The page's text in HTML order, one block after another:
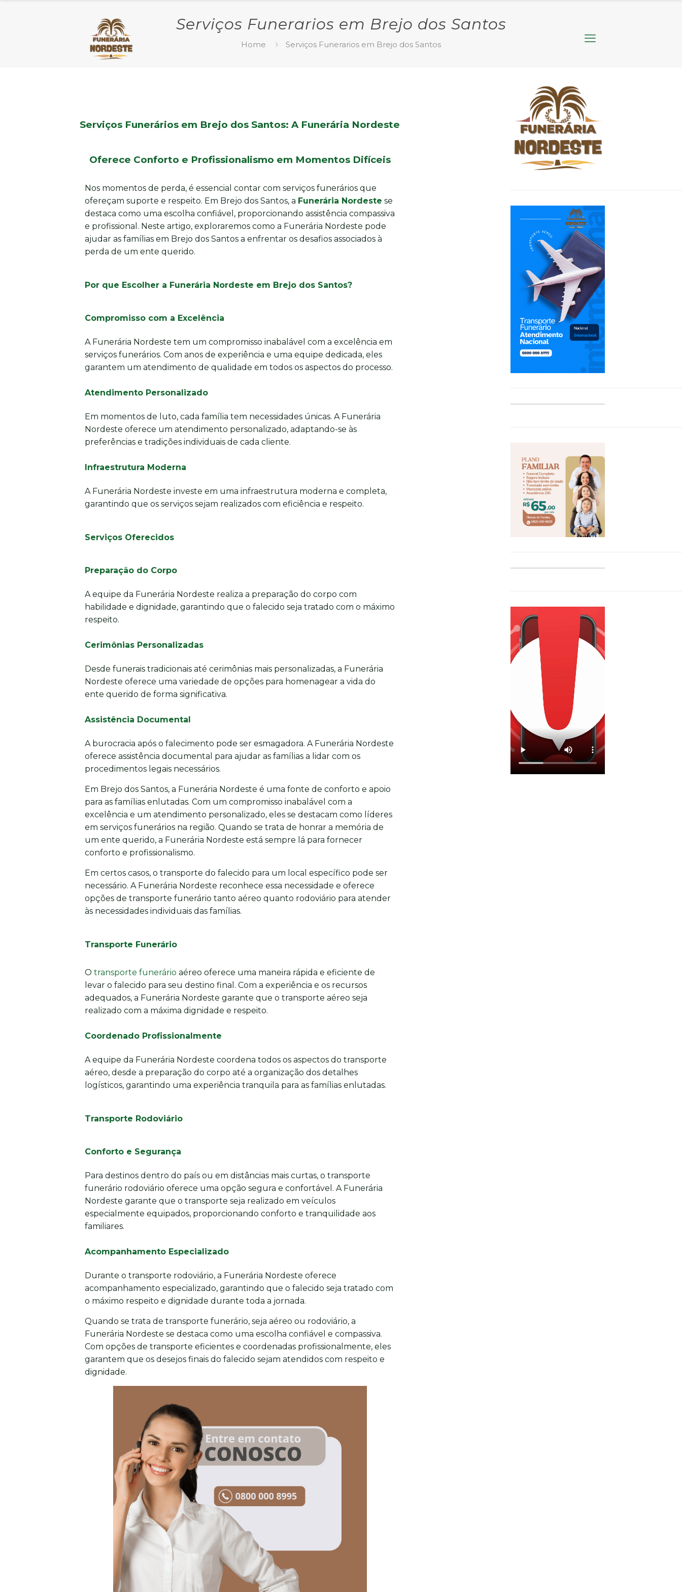
Serviços Funerarios em Brejo dos Santos
Home Serviços Funerarios em Brejo dos Santos
Serviços Funerários em Brejo dos Santos: A Funerária Nordeste
Oferece Conforto e Profissionalismo em Momentos Difíceis
Nos momentos de perda, é essencial contar com serviços funerários que
ofereçam suporte e respeito. Em Brejo dos Santos, a Funerária Nordeste se
destaca como uma escolha confiável, proporcionando assistência compassiva
e profissional. Neste artigo, exploraremos como a Funerária Nordeste pode
ajudar as famílias em Brejo dos Santos a enfrentar os desafios associados à
perda de um ente querido.
Por que Escolher a Funerária Nordeste em Brejo dos Santos?
Compromisso com a Excelência
A Funerária Nordeste tem um compromisso inabalável com a excelência em
serviços funerários. Com anos de experiência e uma equipe dedicada, eles
garantem um atendimento de qualidade em todos os aspectos do processo.
Atendimento Personalizado
Em momentos de luto, cada família tem necessidades únicas. A Funerária
Nordeste oferece um atendimento personalizado, adaptando-se às
preferências e tradições individuais de cada cliente.
Infraestrutura Moderna
A Funerária Nordeste investe em uma infraestrutura moderna e completa,
garantindo que os serviços sejam realizados com eficiência e respeito.
Serviços Oferecidos
Preparação do Corpo
A equipe da Funerária Nordeste realiza a preparação do corpo com
habilidade e dignidade, garantindo que o falecido seja tratado com o máximo
respeito.
Cerimônias Personalizadas
Desde funerais tradicionais até cerimônias mais personalizadas, a Funerária
Nordeste oferece uma variedade de opções para homenagear a vida do
ente querido de forma significativa.
Assistência Documental
A burocracia após o falecimento pode ser esmagadora. A Funerária Nordeste
oferece assistência documental para ajudar as famílias a lidar com os
procedimentos legais necessários.
Em Brejo dos Santos, a Funerária Nordeste é uma fonte de conforto e apoio
para as famílias enlutadas. Com um compromisso inabalável com a
excelência e um atendimento personalizado, eles se destacam como líderes
em serviços funerários na região. Quando se trata de honrar a memória de
um ente querido, a Funerária Nordeste está sempre lá para fornecer
conforto e profissionalismo.
Em certos casos, o transporte do falecido para um local específico pode ser
necessário. A Funerária Nordeste reconhece essa necessidade e oferece
opções de transporte funerário tanto aéreo quanto rodoviário para atender
às necessidades individuais das famílias.
Transporte Funerário
O transporte funerário aéreo oferece uma maneira rápida e eficiente de
levar o falecido para seu destino final. Com a experiência e os recursos
adequados, a Funerária Nordeste garante que o transporte aéreo seja
realizado com a máxima dignidade e respeito.
Coordenado Profissionalmente
A equipe da Funerária Nordeste coordena todos os aspectos do transporte
aéreo, desde a preparação do corpo até a organização dos detalhes
logísticos, garantindo uma experiência tranquila para as famílias enlutadas.
Transporte Rodoviário
Conforto e Segurança
Para destinos dentro do país ou em distâncias mais curtas, o transporte
funerário rodoviário oferece uma opção segura e confortável. A Funerária
Nordeste garante que o transporte seja realizado em veículos
especialmente equipados, proporcionando conforto e tranquilidade aos
familiares.
Acompanhamento Especializado
Durante o transporte rodoviário, a Funerária Nordeste oferece
acompanhamento especializado, garantindo que o falecido seja tratado com
o máximo respeito e dignidade durante toda a jornada.
Quando se trata de transporte funerário, seja aéreo ou rodoviário, a
Funerária Nordeste se destaca como uma escolha confiável e compassiva.
Com opções de transporte eficientes e coordenadas profissionalmente, eles
garantem que os desejos finais do falecido sejam atendidos com respeito e
dignidade.